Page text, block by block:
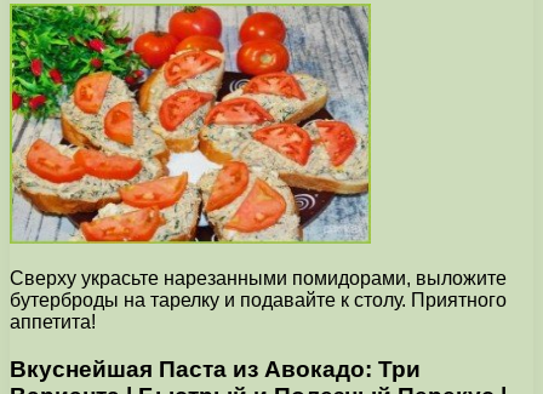
Сверху украсьте нарезанными помидорами, выложите
бутерброды на тарелку и подавайте к столу. Приятного
аппетита!
Вкуснейшая Паста из Авокадо: Три